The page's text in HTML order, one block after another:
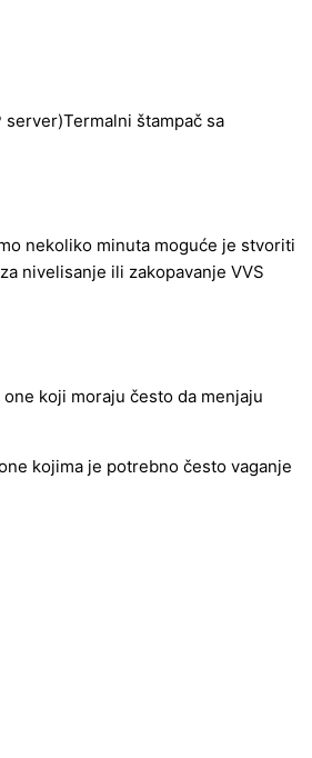
server)Termalni štampač sa
nekoliko minuta moguće je stvoriti
nivelisanje ili zakopavanje VVS
koji moraju često da menjaju
kojima je potrebno često vaganje